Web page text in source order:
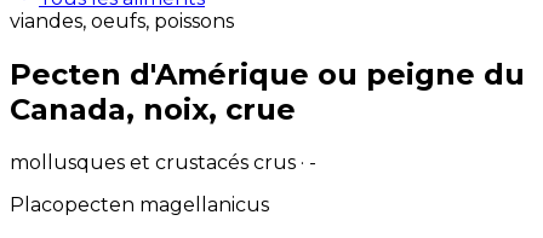
viandes, oeufs, poissons
Pecten d'Amérique ou peigne du
Canada, noix, crue
mollusques et crustacés crus · -
Placopecten magellanicus